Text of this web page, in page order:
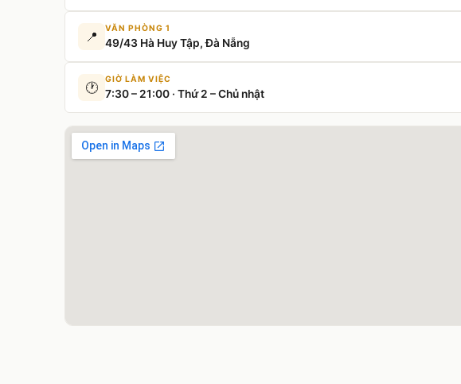
📍
VĂN PHÒNG 1
49/43 Hà Huy Tập, Đà Nẵng
🕐
GIỜ LÀM VIỆC
7:30 – 21:00 · Thứ 2 – Chủ nhật